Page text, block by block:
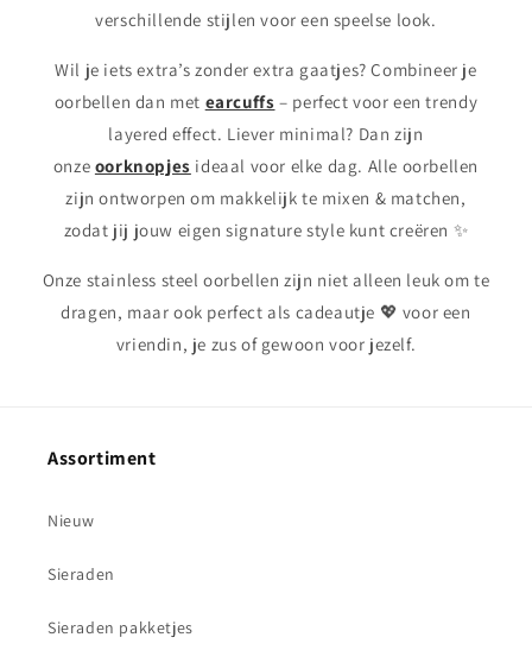
verschillende stijlen voor een speelse look.
Wil je iets extra’s zonder extra gaatjes? Combineer je
oorbellen dan met earcuffs – perfect voor een trendy
layered effect. Liever minimal? Dan zijn
onze oorknopjes ideaal voor elke dag. Alle oorbellen
zijn ontworpen om makkelijk te mixen & matchen,
zodat jij jouw eigen signature style kunt creëren ✨
Onze stainless steel oorbellen zijn niet alleen leuk om te
dragen, maar ook perfect als cadeautje 💖 voor een
vriendin, je zus of gewoon voor jezelf.
Assortiment
Nieuw
Sieraden
Sieraden pakketjes